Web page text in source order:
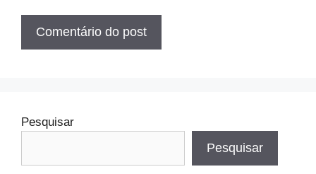
Pesquisar
Pesquisar